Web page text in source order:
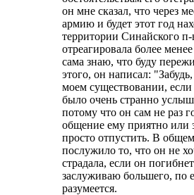
он мне сказал, что через
армию и будет этот год
территории Синайского п-
отреагировала более
сама знаю, что буду
этого, он написал:
моем существовании,
было очень странно
потому что он сам не раз
общение ему приятно или
просто отпустить. В
послужило то, что он не
страдала, если он
заслуживаю большего, по
разумеется.